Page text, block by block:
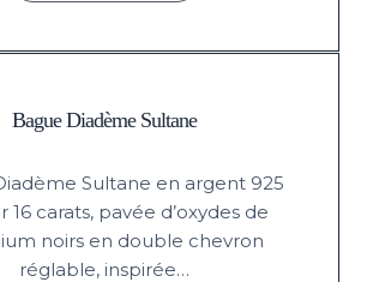
Bague Diadème Sultane
Sultane en argent 925
16 carats, pavée d’oxydes de
noirs en double chevron
réglable, inspirée…